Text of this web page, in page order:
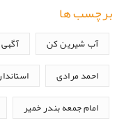
برچسب ها
آب شیرین کن
احمد مرادی
امام جمعه بندر خمیر